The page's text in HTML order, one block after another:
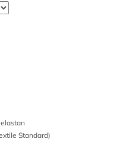
Standard)